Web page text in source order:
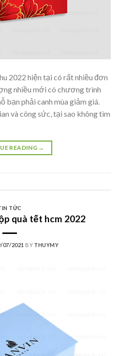
2022 hiện tại có rất nhiều đơn
nhiều mới có chương trình
bạn phải canh mùa giảm giá.
và công sức, tại sao không tìm
READING →
TỨC
quà tết hcm 2022
07/2021 BYTHUYMY